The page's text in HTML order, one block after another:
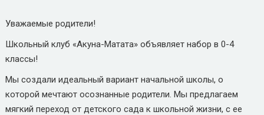
Уважаемые родители!
Школьный клуб «Акуна-Матата» объявляет набор в 0-4
классы!
Мы создали идеальный вариант начальной школы, о
которой мечтают осознанные родители. Мы предлагаем
мягкий переход от детского сада к школьной жизни, с ее